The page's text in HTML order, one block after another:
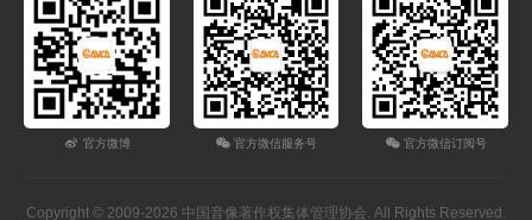
官方微博 官方微信服务号 官方微信订阅号
Copyright © 2009-2026 中国音像著作权集体管理协会. All Rights Reserved.